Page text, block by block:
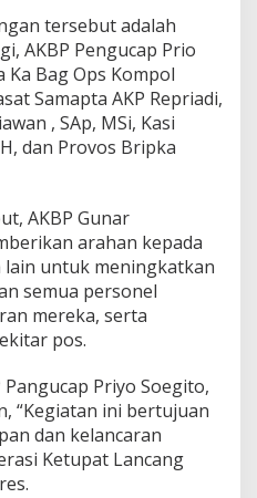
tersebut adalah
AKBP Pengucap Prio
Ka Bag Ops Kompol
Samapta AKP Repriadi,
, SAp, MSi, Kasi
dan Provos Bripka
AKBP Gunar
arahan kepada
untuk meningkatkan
semua personel
mereka, serta
pos.
Priyo Soegito,
“Kegiatan ini bertujuan
dan kelancaran
Ketupat Lancang